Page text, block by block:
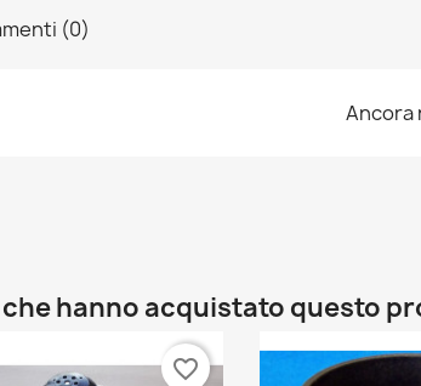
(0)
Ancora
hanno acquistato questo
favorite_border